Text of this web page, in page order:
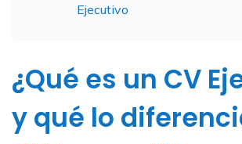
Ejecutivo
¿Qué es un CV
y qué lo